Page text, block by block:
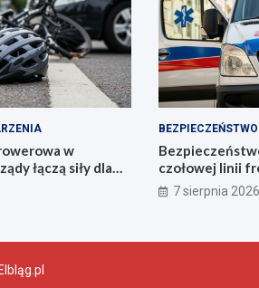
w
łączą siły dla
BEZPIECZEŃSTWO
czołowej linii
zarządzania
7 sierpnia 2026